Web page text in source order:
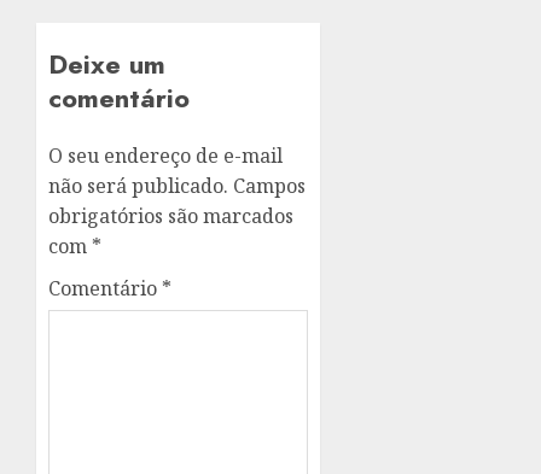
Deixe um
comentário
O seu endereço de e-mail
não será publicado. Campos
obrigatórios são marcados
com *
Comentário *